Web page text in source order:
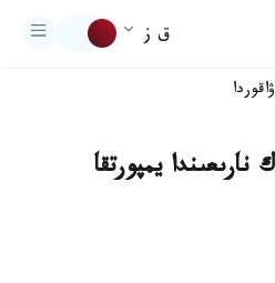
ق ز
اقوردا
يمپورتقا